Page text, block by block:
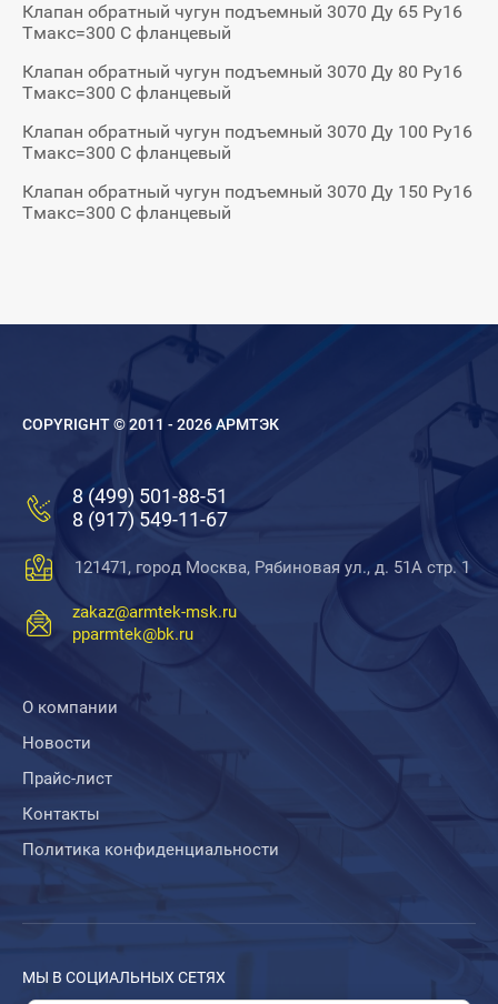
Клапан обратный чугун подъемный 3070 Ду 65 Ру16
Тмакс=300 С фланцевый
Клапан обратный чугун подъемный 3070 Ду 80 Ру16
Тмакс=300 С фланцевый
Клапан обратный чугун подъемный 3070 Ду 100 Ру16
Тмакс=300 С фланцевый
Клапан обратный чугун подъемный 3070 Ду 150 Ру16
Тмакс=300 С фланцевый
COPYRIGHT © 2011 - 2026 АРМТЭК
8 (499) 501-88-51
8 (917) 549-11-67
121471, город Москва, Рябиновая ул., д. 51А стр. 1
zakaz@armtek-msk.ru
pparmtek@bk.ru
О компании
Новости
Прайс-лист
Контакты
Политика конфиденциальности
МЫ В СОЦИАЛЬНЫХ СЕТЯХ